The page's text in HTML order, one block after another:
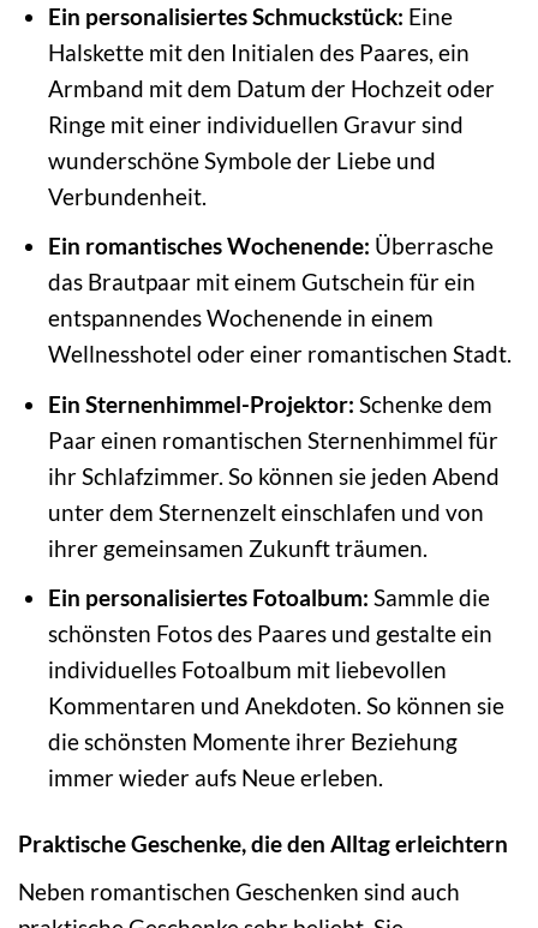
Ein personalisiertes Schmuckstück: Eine
Halskette mit den Initialen des Paares, ein
Armband mit dem Datum der Hochzeit oder
Ringe mit einer individuellen Gravur sind
wunderschöne Symbole der Liebe und
Verbundenheit.
Ein romantisches Wochenende: Überrasche
das Brautpaar mit einem Gutschein für ein
entspannendes Wochenende in einem
Wellnesshotel oder einer romantischen Stadt.
Ein Sternenhimmel-Projektor: Schenke dem
Paar einen romantischen Sternenhimmel für
ihr Schlafzimmer. So können sie jeden Abend
unter dem Sternenzelt einschlafen und von
ihrer gemeinsamen Zukunft träumen.
Ein personalisiertes Fotoalbum: Sammle die
schönsten Fotos des Paares und gestalte ein
individuelles Fotoalbum mit liebevollen
Kommentaren und Anekdoten. So können sie
die schönsten Momente ihrer Beziehung
immer wieder aufs Neue erleben.
Praktische Geschenke, die den Alltag erleichtern
Neben romantischen Geschenken sind auch